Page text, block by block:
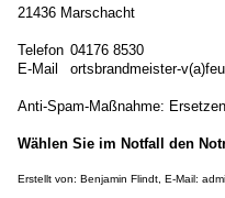
21436 Marschacht
Telefon 04176 8530
E-Mail
ortsbrandmeister-
Anti-Spam-Maßnahme:
Wählen Sie im Notfall den
Erstellt von: Benjamin Flindt, E-Mail: